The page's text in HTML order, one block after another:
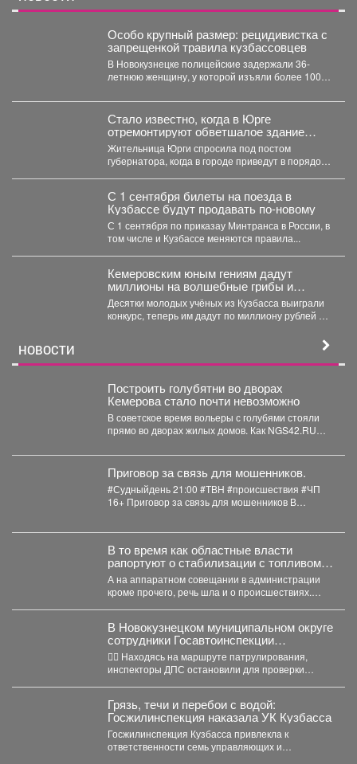
Особо крупный размер: рецидивистка с
запрещенкой травила кузбассовцев
В Новокузнецке полицейские задержали 36-
летнюю женщину, у которой изъяли более 100
Стало известно, когда в Юрге
отремонтируют обветшалое здание
ЗАГСа
Жительница Юрги спросила под постом
губернатора, когда в городе приведут в порядок
С 1 сентября билеты на поезда в
Кузбассе будут продавать по-новому
С 1 сентября по приказау Минтранса в России, в
том числе и Кузбассе меняются правила...
Кемеровским юным гениям дадут
миллионы на волшебные грибы и
чудных птиц
Десятки молодых учёных из Кузбасса выиграли
конкурс, теперь им дадут по миллиону рублей на
НОВОСТИ
Построить голубятни во дворах
Кемерова стало почти невозможно
В советское время вольеры с голубями стояли
прямо во дворах жилых домов. Как NGS42.RU
Приговор за связь для мошенников.
#Судныйдень 21:00 #ТВН #происшествия #ЧП
16+ Приговор за связь для мошенников В
В то время как областные власти
рапортуют о стабилизации с топливом в
Кузбассе, пожарные предупреждают
тех, кто перестраховался и набрал
бензина и дизтоплива впрок.
А на аппаратном совещании в администрации
кроме прочего, речь шла и о происшествиях.
В Новокузнецком муниципальном округе
сотрудники Госавтоинспекции
задержали нетрезвого водителя,
повторно севшего за руль в состоянии
опьянения
👮‍♂ Находясь на маршруте патрулирования,
инспекторы ДПС остановили для проверки
Грязь, течи и перебои с водой:
Госжилинспекция наказала УК Кузбасса
Госжилинспекция Кузбасса привлекла к
ответственности семь управляющих и